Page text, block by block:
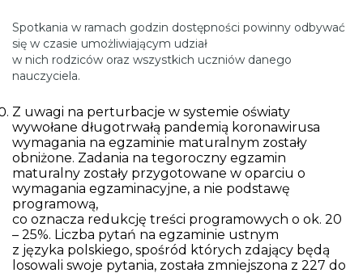
Spotkania w ramach godzin dostępności powinny odbywać
się w czasie umożliwiającym udział
w nich rodziców oraz wszystkich uczniów danego
nauczyciela.
Z uwagi na perturbacje w systemie oświaty
wywołane długotrwałą pandemią koronawirusa
wymagania na egzaminie maturalnym zostały
obniżone. Zadania na tegoroczny egzamin
maturalny zostały przygotowane w oparciu o
wymagania egzaminacyjne, a nie podstawę
programową,
co oznacza redukcję treści programowych o ok. 20
– 25%. Liczba pytań na egzaminie ustnym
z języka polskiego, spośród których zdający będą
losowali swoje pytania, została zmniejszona z 227 do